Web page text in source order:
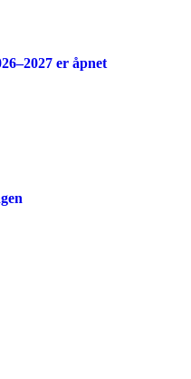
er åpnet